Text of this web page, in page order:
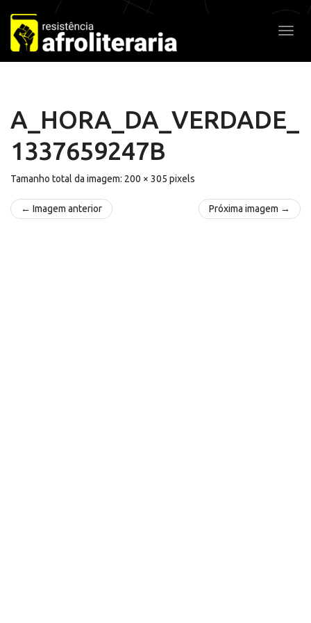
Pular
para
o
conteúdo
A_HORA_DA_VERDADE_
1337659247B
Tamanho total da imagem: 200 × 305 pixels
← Imagem anterior Próxima imagem →